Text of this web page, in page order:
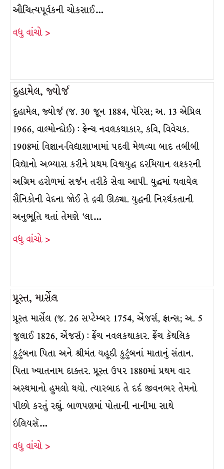
ઔચિત્યપૂર્વકની ચોકસાઈ…
વધુ વાંચો >
દુહામેલ, જ્યોર્જ
દુહામેલ, જ્યોર્જ (જ. 30 જૂન 1884, પૅરિસ; અ. 13 એપ્રિલ
1966, વાલ્મોન્દોઈ) : ફ્રેન્ચ નવલકથાકાર, કવિ, વિવેચક.
1908માં વિજ્ઞાન-વિદ્યાશાખામાં પદવી મેળવ્યા બાદ તબીબી
વિદ્યાનો અભ્યાસ કરીને પ્રથમ વિશ્વયુદ્ધ દરમિયાન લશ્કરની
અગ્રિમ હરોળમાં સર્જન તરીકે સેવા આપી. યુદ્ધમાં ઘવાયેલ
સૈનિકોની વેદના જોઈ તે દ્રવી ઊઠ્યા. યુદ્ધની નિરર્થકતાની
અનુભૂતિ થતાં તેમણે ‘લા…
વધુ વાંચો >
પ્રૂસ્ત, માર્સેલ
પ્રૂસ્ત માર્સેલ (જ. 26 સપ્ટેમ્બર 1754, એંજર્સ, ફ્રાન્સ; અ. 5
જુલાઈ 1826, એંજર્સ) : ફ્રેંચ નવલકથાકાર. ફ્રેંચ કૅથલિક
કુટુંબના પિતા અને શ્રીમંત યહૂદી કુટુંબનાં માતાનું સંતાન.
પિતા ખ્યાતનામ દાક્તર. પ્રૂસ્ત ઉપર 1880માં પ્રથમ વાર
અસ્થમાનો હુમલો થયો. ત્યારબાદ તે દર્દ જીવનભર તેમનો
પીછો કરતું રહ્યું. બાળપણમાં પોતાની નાનીમા સાથે
ઇલિયસૅ…
વધુ વાંચો >